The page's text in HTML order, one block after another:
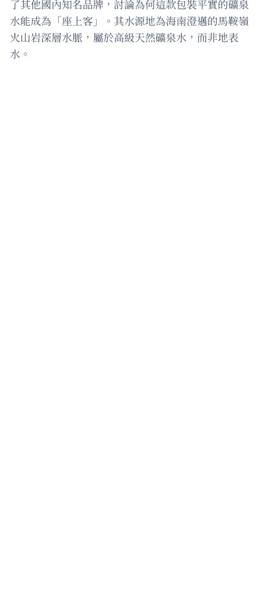
了其他國內知名品牌，討論為何這款包裝平實的礦泉
水能成為「座上客」。其水源地為海南澄邁的馬鞍嶺
火山岩深層水脈，屬於高級天然礦泉水，而非地表
水。